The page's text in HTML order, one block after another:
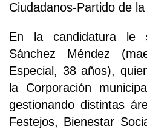
Ciudadanos-Partido de
En la candidatura le
Sánchez Méndez
Especial, 38 años),
la Corporación
gestionando distintas
Festejos, Bienestar